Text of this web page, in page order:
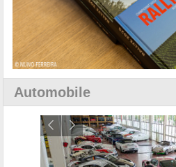
Automobile